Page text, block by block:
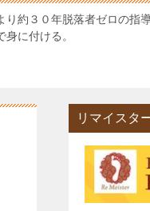
り約３０年脱落者ゼロの指
身に付ける。
リマイスタ